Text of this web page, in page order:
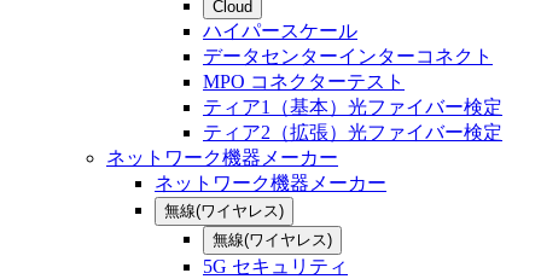
Cloud
ハイパースケール
データセンターインターコネクト
MPO コネクターテスト
ティア1（基本）光ファイバー検定
ティア2（拡張）光ファイバー検定
ネットワーク機器メーカー
ネットワーク機器メーカー
無線(ワイヤレス)
無線(ワイヤレス)
5G セキュリティ